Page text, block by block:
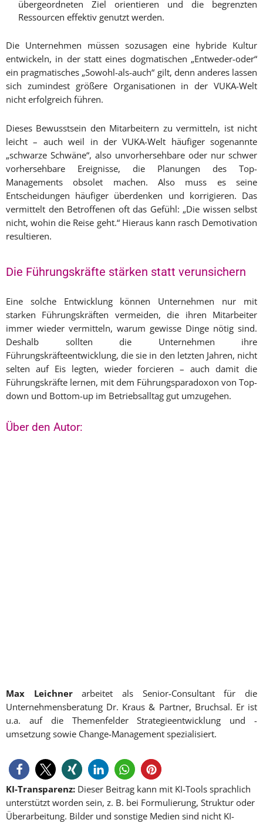
übergeordneten Ziel orientieren und die begrenzten
Ressourcen effektiv genutzt werden.
Die Unternehmen müssen sozusagen eine hybride Kultur
entwickeln, in der statt eines dogmatischen „Entweder-oder“
ein pragmatisches „Sowohl-als-auch“ gilt, denn anderes lassen
sich zumindest größere Organisationen in der VUKA-Welt
nicht erfolgreich führen.
Dieses Bewusstsein den Mitarbeitern zu vermitteln, ist nicht
leicht – auch weil in der VUKA-Welt häufiger sogenannte
„schwarze Schwäne“, also unvorhersehbare oder nur schwer
vorhersehbare Ereignisse, die Planungen des Top-
Managements obsolet machen. Also muss es seine
Entscheidungen häufiger überdenken und korrigieren. Das
vermittelt den Betroffenen oft das Gefühl: „Die wissen selbst
nicht, wohin die Reise geht.“ Hieraus kann rasch Demotivation
resultieren.
Die Führungskräfte stärken statt verunsichern
Eine solche Entwicklung können Unternehmen nur mit
starken Führungskräften vermeiden, die ihren Mitarbeiter
immer wieder vermitteln, warum gewisse Dinge nötig sind.
Deshalb sollten die Unternehmen ihre
Führungskräfteentwicklung, die sie in den letzten Jahren, nicht
selten auf Eis legten, wieder forcieren – auch damit die
Führungskräfte lernen, mit dem Führungsparadoxon von Top-
down und Bottom-up im Betriebsalltag gut umzugehen.
Über den Autor:
Max Leichnerarbeitet als Senior-Consultant für die
Unternehmensberatung Dr. Kraus & Partner, Bruchsal. Er ist
u.a. auf die Themenfelder Strategieentwicklung und -
umsetzung sowie Change-Management spezialisiert.
KI-Transparenz: Dieser Beitrag kann mit KI-Tools sprachlich
unterstützt worden sein, z. B. bei Formulierung, Struktur oder
Überarbeitung. Bilder und sonstige Medien sind nicht KI-